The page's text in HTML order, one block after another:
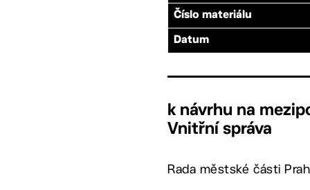
Číslo materiálu
Datum
k návrhu na
Vnitřní správa
Rada městské části